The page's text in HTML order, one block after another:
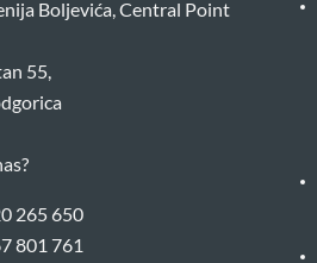
Boljevića, Central Point
55,
265 650
801 761